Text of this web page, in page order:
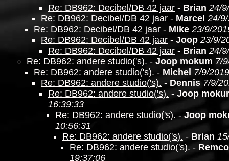
Re: DB962: Decibel/DB 42 jaar - Brian 24/
Re: DB962: Decibel/DB 42 jaar - Marcel 24/
Re: DB962: Decibel/DB 42 jaar - Mike 23/9/
Re: DB962: Decibel/DB 42 jaar - Joop 23/9/
Re: DB962: Decibel/DB 42 jaar - Brian 24/
Re: DB962: andere studio('s). - Joop mokum 7/
Re: DB962: andere studio('s). - Michel 7/9/
Re: DB962: andere studio('s). - Dennis 7/9/
Re: DB962: andere studio('s). - Joop
16:39:33
Re: DB962: andere studio('s). - Joop
10:56:31
Re: DB962: andere studio('s). - Brian
Re: DB962: andere studio('s). - Remco
19:37:06